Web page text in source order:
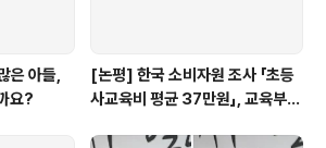
은 아들,
요?
[논평] 한국 소비자원 조사 「초등
사교육비 평균 37만원」, 교육부